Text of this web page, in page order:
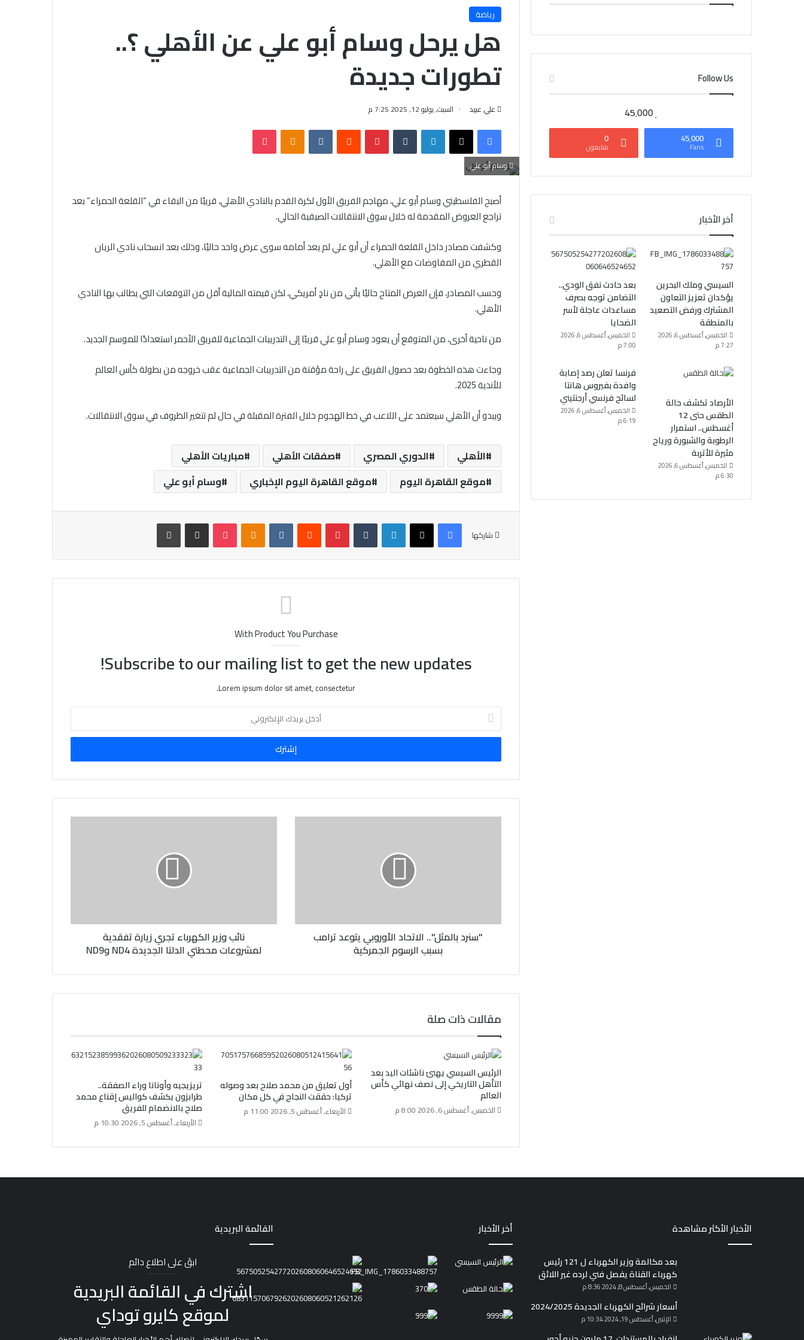
رياضة
هل يرحل وسام أبو علي عن الأهلي ؟..
تطورات جديدة
علي عبيد السبت, يوليو 12, 2025 7:25 م
فيسبوك لينكدإن بينتيريست
وسام أبو علي
أصبح الفلسطيني وسام أبو علي، مهاجم الفريق الأول لكرة القدم بالنادي الأهلي، قريبًا من البقاء في “القلعة الحمراء” بعد
تراجع العروض المقدمة له خلال سوق الانتقالات الصيفية الحالي.
وكشفت مصادر داخل القلعة الحمراء أن أبو علي لم يعد أمامه سوى عرض واحد حاليًا، وذلك بعد انسحاب نادي الريان
القطري من المفاوضات مع الأهلي.
وحسب المصادر، فإن العرض المتاح حاليًا يأتي من نادٍ أمريكي، لكن قيمته المالية أقل من التوقعات التي يطالب بها النادي
الأهلي.
من ناحية أخرى، من المتوقع أن يعود وسام أبو علي قريبًا إلى التدريبات الجماعية للفريق الأحمر استعدادًا للموسم الجديد.
وجاءت هذه الخطوة بعد حصول الفريق على راحة مؤقتة من التدريبات الجماعية عقب خروجه من بطولة كأس العالم
للأندية 2025.
ويبدو أن الأهلي سيعتمد على اللاعب في خط الهجوم خلال الفترة المقبلة في حال لم تتغير الظروف في سوق الانتقالات.
الأهلي الدوري المصري صفقات الأهلي
مباريات الأهلي
موقع القاهرة اليوم
موقع القاهرة اليوم الإخباري وسام أبو علي
شاركها
فيسبوك لينكدإن بينتيريست بوكيت
With Product You Purchase
Subscribe to our mailing list to get the new updates!
Lorem ipsum dolor sit amet, consectetur.
خ
ب
د
ن
"سنرد بالمثل".. الاتحاد الأوروبي يتوعد ترامب
بسبب الرسوم الجمركية
نائب وزير الكهرباء تجري زيارة تفقدية
لمشروعات محطتي الدلتا الجديدة ND4 وND9
مقالات ذات صلة
الرئيس السيسي يهنئ ناشئات اليد بعد
التأهل التاريخي إلى نصف نهائي كأس
العالم
الخميس, أغسطس 6, 2026 8:00 م
أول تعليق من محمد صلاح بعد وصوله
تركيا: حققت النجاح في كل مكان
الأربعاء, أغسطس 5, 2026 11:00 م
تريزيجيه وأونانا وراء الصفقة..
طرابزون يكشف كواليس إقناع محمد
صلاح بالانضمام للفريق
الأربعاء, أغسطس 5, 2026 10:30 م
Follow Us
45٬000
45٬000
Fans
0
متابعون
أخر الأخبار
السيسي وملك البحرين
يؤكدان تعزيز التعاون
المشترك ورفض التصعيد
بالمنطقة
الخميس, أغسطس 6, 2026
7:27 م
بعد حادث نفق الودي..
التضامن توجه بصرف
مساعدات عاجلة لأسر
الضحايا
الخميس, أغسطس 6, 2026
7:00 م
الأرصاد تكشف حالة
الطقس حتى 12
أغسطس.. استمرار
الرطوبة والشبورة ورياح
مثيرة للأتربة
الخميس, أغسطس 6, 2026
6:30 م
فرنسا تعلن رصد إصابة
وافدة بفيروس هانتا
لسائح فرنسي أرجنتيني
الخميس, أغسطس 6, 2026
6:19 م
الأخبار الأكثر مشاهدة
بعد مكالمة وزير الكهرباء ل 121 رئيس
كهرباء القناة يفصل فني لرده غير اللائق
الخميس, أغسطس 8, 2024 8:36 م
أسعار شرائح الكهرباء الجديدة 2024/2025
الإثنين, أغسطس 19, 2024 10:34 م
أخر الأخبار
القائمة البريدية
ابقَ على اطلاع دائم
اشترك في القائمة البريدية
لموقع كايرو توداي